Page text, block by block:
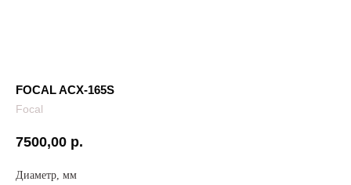
FOCAL ACX-165S
Focal
7500,00 р.
Диаметр, мм